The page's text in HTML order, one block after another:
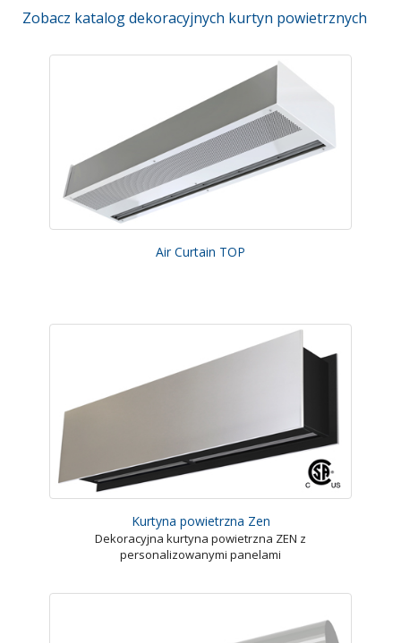
Zobacz katalog dekoracyjnych kurtyn powietrznych
Air Curtain TOP
Kurtyna powietrzna Zen
Dekoracyjna kurtyna powietrzna ZEN z
personalizowanymi panelami